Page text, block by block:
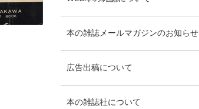
本の雑誌メールマガジンのお知らせ
広告出稿について
本の雑誌社について